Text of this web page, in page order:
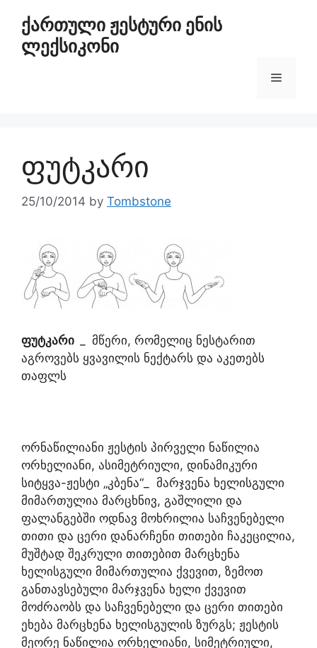
ქართული ჟესტური ენის
ლექსიკონი
ფუტკარი
25/10/2014 by Tombstone
ფუტკარი
მწერი, რომელიც ნესტარით
აგროვებს ყვავილის ნექტარს და აკეთებს
თაფლს
ორნაწილიანი ჟესტის პირველი ნაწილია
ორხელიანი, ასიმეტრიული, დინამიკური
სიტყვა-ჟესტი „კბენა“_ მარჯვენა ხელისგული
მიმართულია მარცხნივ, გაშლილი და
ფალანგებში ოდნავ მოხრილია საჩვენებელი
თითი და ცერი დანარჩენი თითები ჩაკეცილია,
მუშტად შეკრული თითებით მარცხენა
ხელისგული მიმართულია ქვევით, ზემოთ
განთავსებული მარჯვენა ხელი ქვევით
მოძრაობს და საჩვენებელი და ცერი თითები
ეხება მარცხენა ხელისგულის ზურგს; ჟესტის
მეორე ნაწილია ორხელიანი, სიმეტრიული,